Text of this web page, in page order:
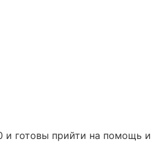
и готовы прийти на помощь и